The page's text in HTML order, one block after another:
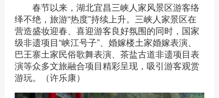
春节以来，湖北宜昌三峡人家风景区游客络
绎不绝，旅游“热度”持续上升。三峡人家景区在
营造盛妆迎春、喜迎游客良好氛围的同时，国家
级非遗项目“峡江号子”、婚嫁楼土家婚嫁表演、
巴王寨土家民俗歌舞表演、茶盐古道非遗项目表
演等众多文旅融合项目精彩呈现，吸引游客观赏
游玩。（许乐康）